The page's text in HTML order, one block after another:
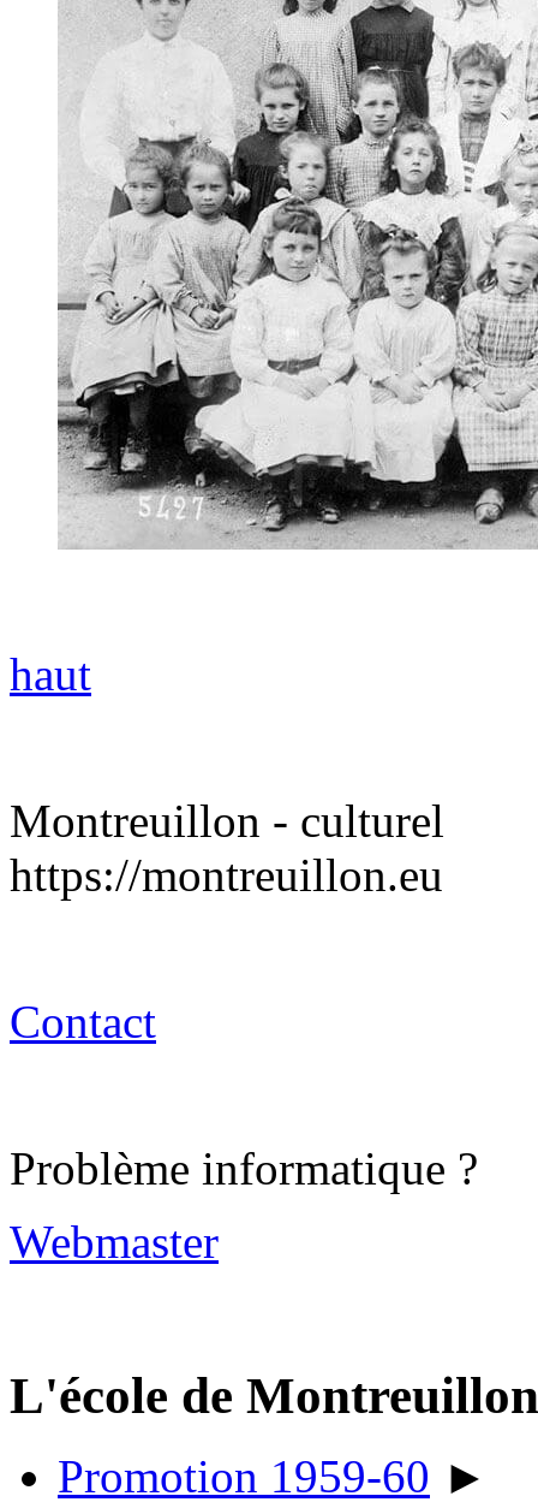
haut
Montreuillon - culturel
https://montreuillon.eu
Contact
Problème informatique ?
Webmaster
L'école de Montreuillon
Promotion 1959-60 ►